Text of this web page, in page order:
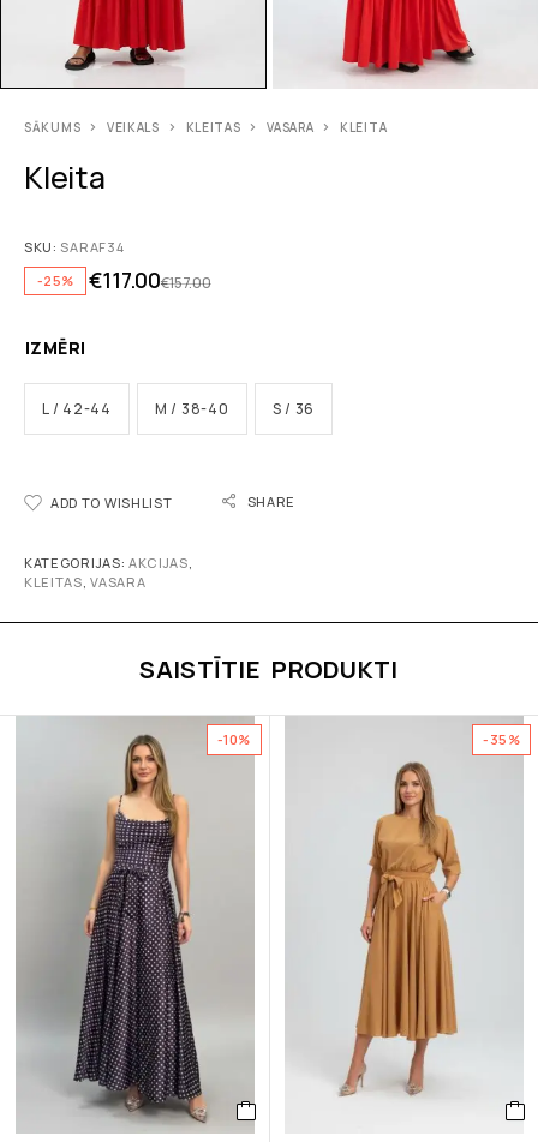
SĀKUMS VEIKALS KLEITAS VASARA KLEITA
Kleita
SKU: SARAF34
-25%
€157.00
€117.00
IZMĒRI
L / 42-44 M / 38-40 S / 36
ADD TO WISHLIST SHARE
KATEGORIJAS: AKCIJAS,
KLEITAS,VASARA
SAISTĪTIE PRODUKTI
-10% -35%